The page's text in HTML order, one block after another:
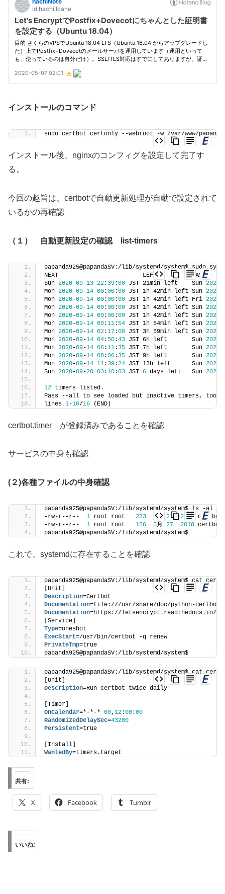
インストールのコマンド
sudo certbot certonly --webroot -w /var/www/
インストール後、nginxのコンフィグを設定して完了す
る。
今回の趣旨は、certbotで自動更新処理が自動で設定されて
いるかの再確認
（１） 自動更新設定の確認 list-timers
papanda925@papandaSV:/lib/systemd/system$ sudo
NEXT                        LEFT          LAST
Sun 2020-09-13 22: 39:00 JST 21min left    Sun 2020
Mon 2020-09-14 00:00:00 JST 1h 42min left Sun 2020
Mon 2020-09-14 00:00:00 JST 1h 42min left Fri 2020
Mon 2020-09-14 00:00:00 JST 1h 42min left Sun 2020
Mon 2020-09-14 00:00:00 JST 1h 42min left Sun 2020
Mon 2020-09-14 00:11: 54 JST 1h 54min left Sun 2020
Mon 2020-09-14 02:17:08 JST 3h 59min left Sun 2020
Mon 2020-09-14 04: 50:43 JST 6h left       Sun 2020
Mon 2020-09-14 06:11: 35 JST 7h left       Sun 2020
Mon 2020-09-14 08:06: 35 JST 9h left       Sun 2020
Mon 2020-09-14 11: 39:24 JST 13h left      Sun 2020
Sun 2020-09-20 03:10:03 JST 6 days left   Sun 2020
12 timers listed.
Pass --all to see loaded but inactive timers, too.
lines 1-16/16 (END)
certbot.timer が登録済みであることを確認
サービスの中身も確認
(２)各種ファイルの中身確認
papanda925@papandaSV:/lib/systemd/system$ ls -
-rw-r--r-- 1 root root 233 5月 27 2018
-rw-r--r-- 1 root root 156 5月 27 2018
papanda925@papandaSV:/lib/systemd/system$
これで、systemdに存在することを確認
papanda925@papandaSV:/lib/systemd/system$ cat
[Unit]
Description=Certbot
Documentation=file:///usr/share/doc/python-certbot-
Documentation=https://letsencrypt.readthedocs.io/
[Service]
Type=oneshot
ExecStart=/usr/bin/certbot -q renew
PrivateTmp=true
papanda925@papandaSV:/lib/systemd/system$
papanda925@papandaSV:/lib/systemd/system$ cat
[Unit]
Description=Run certbot twice daily
[Timer]
OnCalendar=*-*-* 00, 12:00:00
RandomizedDelaySec=43200
Persistent=true
[Install]
WantedBy=timers.target
共有:
X Facebook Tumblr
いいね: